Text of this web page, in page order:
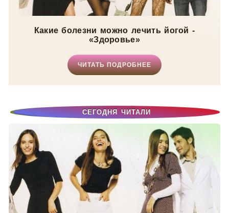
Какие болезни можно лечить йогой -
«Здоровье»
ЧИТАТЬ ПОДРОБНЕЕ
СЕГОДНЯ ЧИТАЛИ